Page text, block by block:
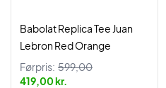
Babolat Replica Tee Juan
Lebron Red Orange
Førpris: 599,00
419,00 kr.